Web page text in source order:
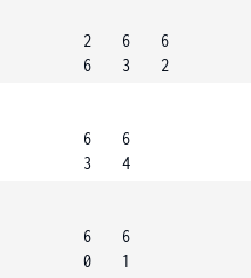
2
6
6
3
6
2
6
3
6
4
6
0
6
1